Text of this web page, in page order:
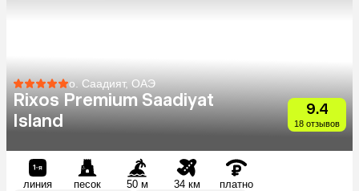
о. Саадият, ОАЭ
Rixos Premium Saadiyat
Island
9.4
18 отзывов
линия песок 50 м 34 км платно